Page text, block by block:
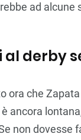
ad alcune
al derby
ora che
ancora
non dovesse